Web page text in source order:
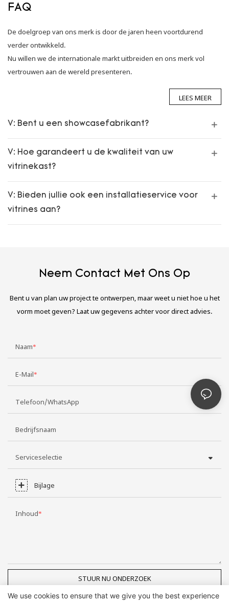
FAQ
De doelgroep van ons merk is door de jaren heen voortdurend
verder ontwikkeld.
Nu willen we de internationale markt uitbreiden en ons merk vol
vertrouwen aan de wereld presenteren.
LEES MEER
V: Bent u een showcasefabrikant?
V: Hoe garandeert u de kwaliteit van uw
vitrinekast?
V: Bieden jullie ook een installatieservice voor
vitrines aan?
Neem Contact Met Ons Op
Bent u van plan uw project te ontwerpen, maar weet u niet hoe u het
vorm moet geven? Laat uw gegevens achter voor direct advies.
Naam
E-Mail
Telefoon/WhatsApp
Bedrijfsnaam
Serviceselectie
Bijlage
Inhoud
STUUR NU ONDERZOEK
We use cookies to ensure that we give you the best experience